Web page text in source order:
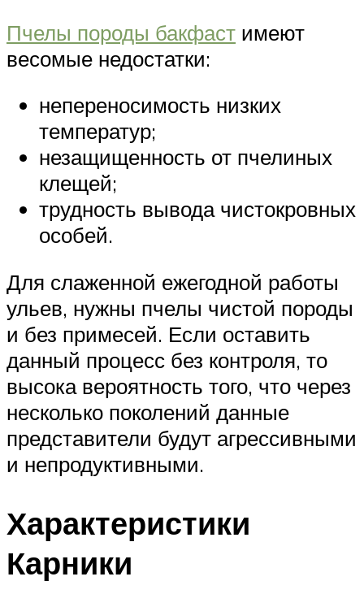
Пчелы породы бакфаст имеют
весомые недостатки:
непереносимость низких
температур;
незащищенность от пчелиных
клещей;
трудность вывода чистокровных
особей.
Для слаженной ежегодной работы
ульев, нужны пчелы чистой породы
и без примесей. Если оставить
данный процесс без контроля, то
высока вероятность того, что через
несколько поколений данные
представители будут агрессивными
и непродуктивными.
Характеристики
Карники